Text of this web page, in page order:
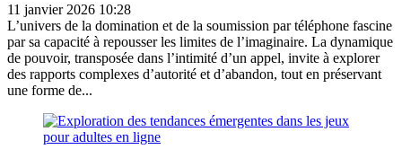
11 janvier 2026 10:28
L’univers de la domination et de la soumission par téléphone fascine
par sa capacité à repousser les limites de l’imaginaire. La dynamique
de pouvoir, transposée dans l’intimité d’un appel, invite à explorer
des rapports complexes d’autorité et d’abandon, tout en préservant
une forme de...